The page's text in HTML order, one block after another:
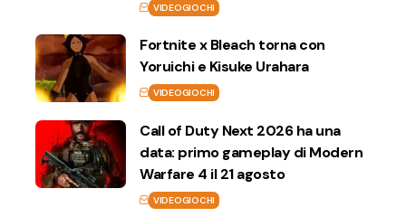
VIDEOGIOCHI
Fortnite x Bleach torna con
Yoruichi e Kisuke Urahara
VIDEOGIOCHI
Call of Duty Next 2026 ha una
data: primo gameplay di Modern
Warfare 4 il 21 agosto
VIDEOGIOCHI